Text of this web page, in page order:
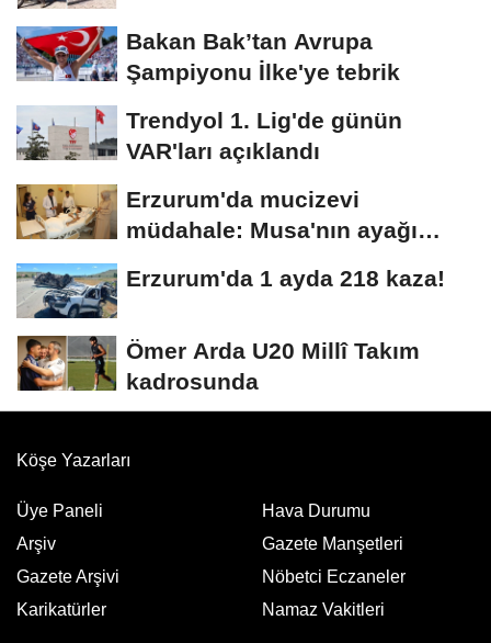
Bakan Bak’tan Avrupa
Şampiyonu İlke'ye tebrik
Trendyol 1. Lig'de günün
VAR'ları açıklandı
Erzurum'da mucizevi
müdahale: Musa'nın ayağı
Erzurum'da 1 ayda 218 kaza!
Ömer Arda U20 Millî Takım
kadrosunda
Köşe Yazarları
Üye Paneli
Arşiv
Gazete Arşivi
Karikatürler
Hava Durumu
Gazete Manşetleri
Nöbetci Eczaneler
Namaz Vakitleri